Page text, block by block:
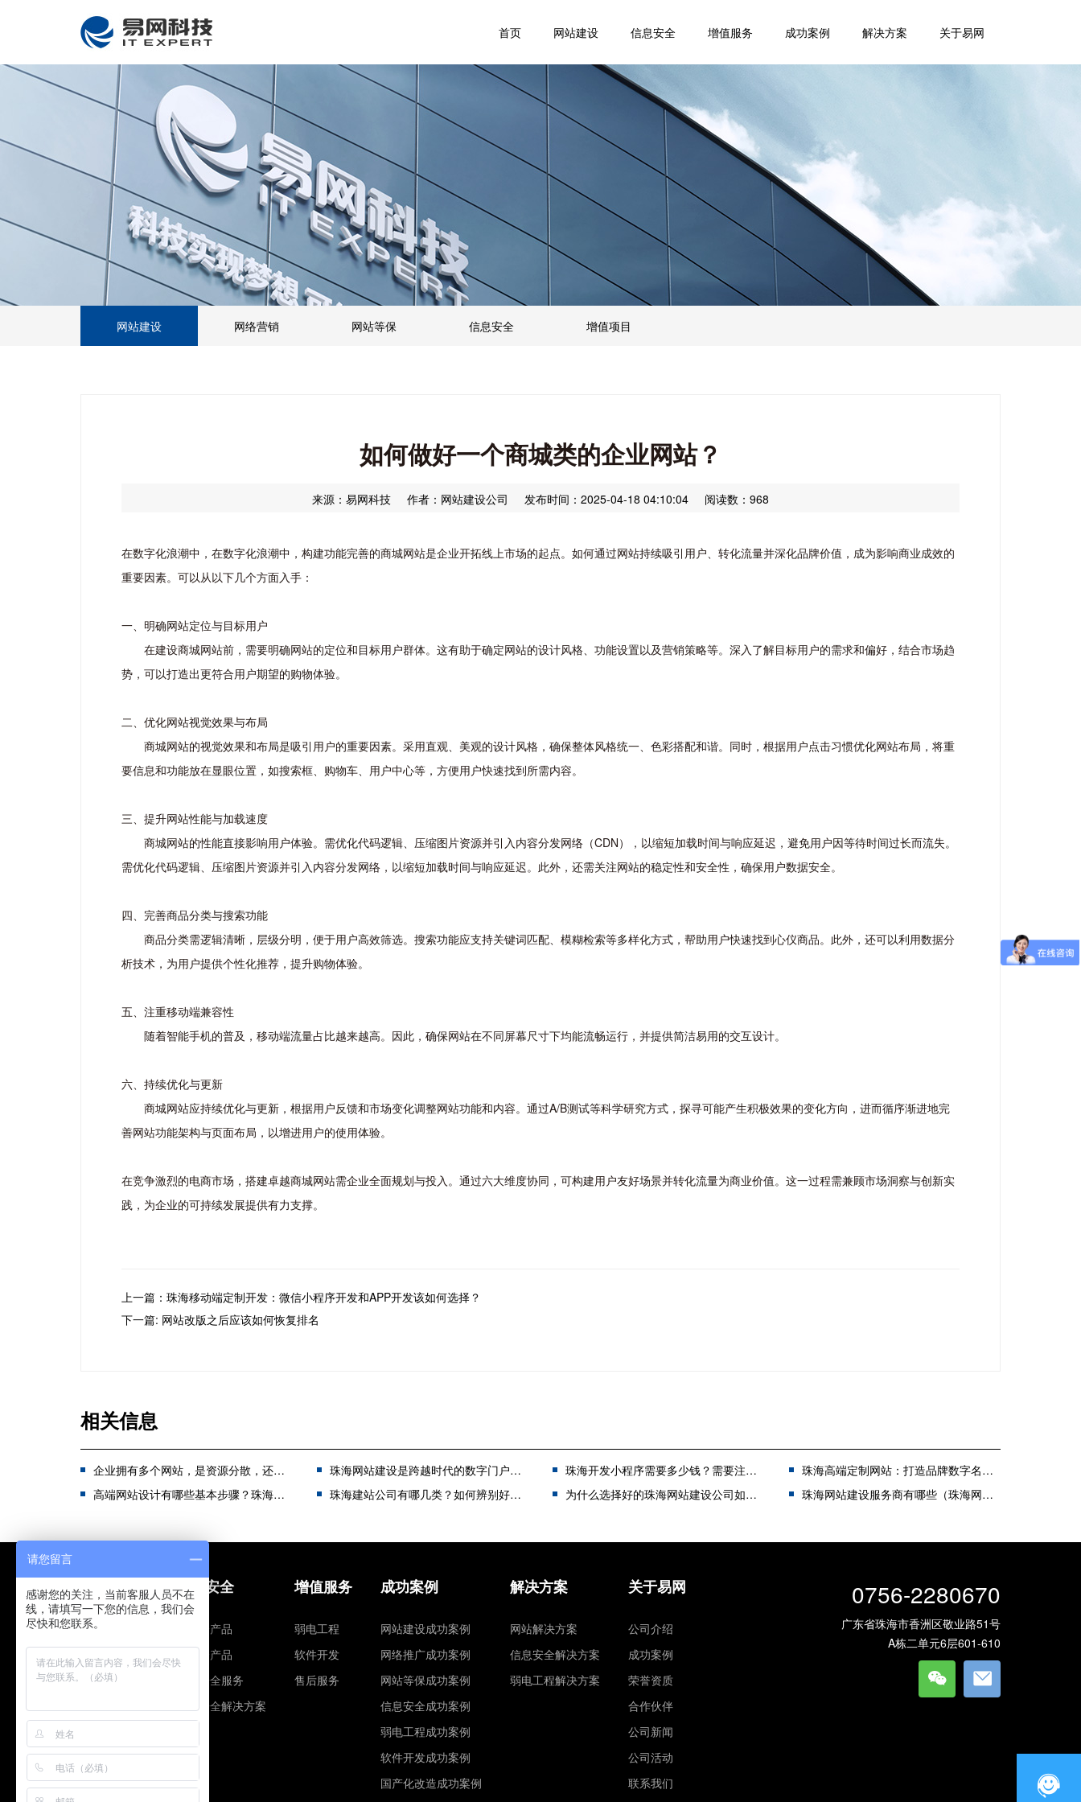
首页 网站建设 信息安全 增值服务 成功案例 解决方案 关于易网
网站建设 网络营销 网站等保 信息安全 增值项目
如何做好一个商城类的企业网站？
来源：易网科技 作者：网站建设公司 发布时间：2025-04-18 04:10:04 阅读数：968
在数字化浪潮中，在数字化浪潮中，构建功能完善的商城网站是企业开拓线上市场的起点。如何通过网站持续吸引用户、转化流量并深化品牌价值，成为影响商业成效的
重要因素。可以从以下几个方面入手：
一、明确网站定位与目标用户
在建设商城网站前，需要明确网站的定位和目标用户群体。这有助于确定网站的设计风格、功能设置以及营销策略等。深入了解目标用户的需求和偏好，结合市场趋
势，可以打造出更符合用户期望的购物体验。
二、优化网站视觉效果与布局
商城网站的视觉效果和布局是吸引用户的重要因素。采用直观、美观的设计风格，确保整体风格统一、色彩搭配和谐。同时，根据用户点击习惯优化网站布局，将重
要信息和功能放在显眼位置，如搜索框、购物车、用户中心等，方便用户快速找到所需内容。
三、提升网站性能与加载速度
商城网站的性能直接影响用户体验。需优化代码逻辑、压缩图片资源并引入内容分发网络（CDN），以缩短加载时间与响应延迟，避免用户因等待时间过长而流失。
需优化代码逻辑、压缩图片资源并引入内容分发网络，以缩短加载时间与响应延迟。此外，还需关注网站的稳定性和安全性，确保用户数据安全。
四、完善商品分类与搜索功能
商品分类需逻辑清晰，层级分明，便于用户高效筛选。搜索功能应支持关键词匹配、模糊检索等多样化方式，帮助用户快速找到心仪商品。此外，还可以利用数据分
析技术，为用户提供个性化推荐，提升购物体验。
五、注重移动端兼容性
随着智能手机的普及，移动端流量占比越来越高。因此，确保网站在不同屏幕尺寸下均能流畅运行，并提供简洁易用的交互设计。
六、持续优化与更新
商城网站应持续优化与更新，根据用户反馈和市场变化调整网站功能和内容。通过A/B测试等科学研究方式，探寻可能产生积极效果的变化方向，进而循序渐进地完
善网站功能架构与页面布局，以增进用户的使用体验。
在竞争激烈的电商市场，搭建卓越商城网站需企业全面规划与投入。通过六大维度协同，可构建用户友好场景并转化流量为商业价值。这一过程需兼顾市场洞察与创新实
践，为企业的可持续发展提供有力支撑。
上一篇：珠海移动端定制开发：微信小程序开发和APP开发该如何选择？
下一篇: 网站改版之后应该如何恢复排名
相关信息
企业拥有多个网站，是资源分散，还是广集资源？珠海网站建设公司教您如何选择？ 珠海网站建设是跨越时代的数字门户，仍然有着重要意义 珠海开发小程序需要多少钱？需要注意哪些问题？
珠海高端定制网站：打造品牌数字名片的八大关键要点
高端网站设计有哪些基本步骤？珠海网站设计哪家好？
珠海建站公司有哪几类？如何辨别好的珠海建站公司？ 为什么选择好的珠海网站建设公司如此重要？ 珠海网站建设服务商有哪些（珠海网站设计公司）
网站建设
建站营销
网站安全
网站解决方案
信息安全
智安全产品
云安全产品
信息安全服务
信息安全解决方案
增值服务
弱电工程
软件开发
售后服务
成功案例
网站建设成功案例
网络推广成功案例
网站等保成功案例
信息安全成功案例
弱电工程成功案例
软件开发成功案例
国产化改造成功案例
解决方案
网站解决方案
信息安全解决方案
弱电工程解决方案
关于易网
公司介绍
成功案例
荣誉资质
合作伙伴
公司新闻
公司活动
联系我们
0756-2280670
广东省珠海市香洲区敬业路51号
A栋二单元6层601-610
请您留言
感谢您的关注，当前客服人员不在
线，请填写一下您的信息，我们会
尽快和您联系。